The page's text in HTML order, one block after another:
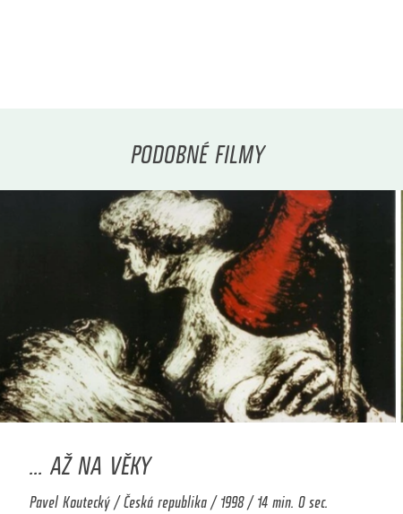
PODOBNÉ FILMY
... AŽ NA VĚKY
Pavel Koutecký / Česká republika / 1998 / 14 min. 0 sec.